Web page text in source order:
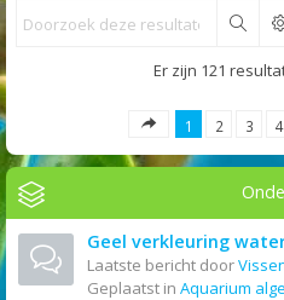
Zoek
Er zijn 121
1 2 3 4
Geel verkleuring
Laatste bericht door
Geplaatst in Aquarium